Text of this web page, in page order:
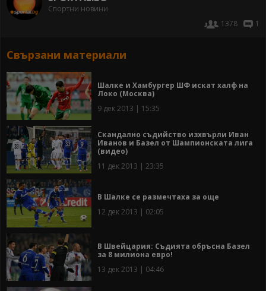
Спортни новини
1378
1
Свързани материали
Шалке и Хамбургер ШФ искат халф на
Локо (Москва)
9 дек 2013 | 15:35
Скандално съдийство изхвърли Иван
Иванов и Базел от Шампионската лига
(видео)
11 дек 2013 | 23:35
В Шалке се размечтаха за още
12 дек 2013 | 02:05
В Швейцария: Съдията обръсна Базел
за 8 милиона евро!
13 дек 2013 | 04:46